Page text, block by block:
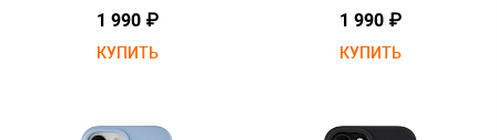
1 990 ₽
КУПИТЬ
1 990 ₽
КУПИТЬ